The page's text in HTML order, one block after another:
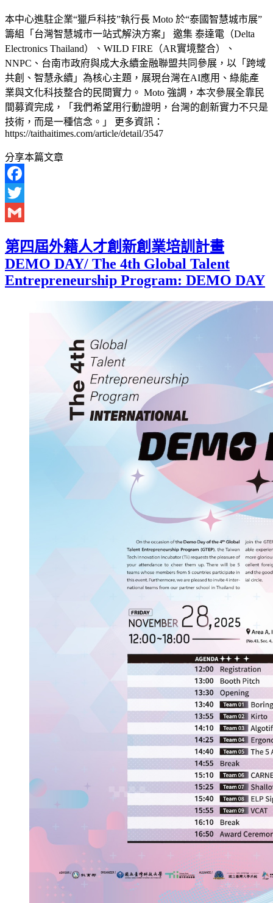
本中心進駐企業“獵戶科技”執行長 Moto 於“泰國智慧城市展”
籌組「台灣智慧城市一站式解決方案」 邀集 泰達電（Delta
Electronics Thailand）、WILD FIRE（AR實境整合）、
NNPC、台南市政府與成大永續金融聯盟共同參展，以「跨域
共創、智慧永續」為核心主題，展現台灣在AI應用、綠能產
業與文化科技整合的民間實力。 Moto 強調，本次參展全靠民
間募資完成，「我們希望用行動證明，台灣的創新實力不只是
技術，而是一種信念。」 更多資訊：
https://taithaitimes.com/article/detail/3547
分享本篇文章
Facebook
Twitter
第四屆外籍人才創新創業培訓計畫
DEMO DAY/ The 4th Global Talent
Entrepreneurship Program: DEMO DAY